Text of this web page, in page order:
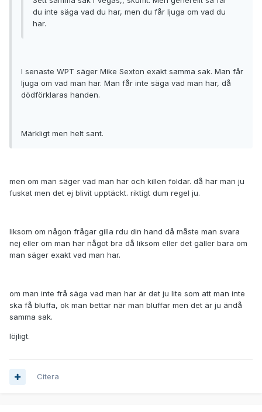
du inte säga vad du har, men du får ljuga om vad du
har.
I senaste WPT säger Mike Sexton exakt samma sak. Man får
ljuga om vad man har. Man får inte säga vad man har, då
dödförklaras handen.
Märkligt men helt sant.
men om man säger vad man har och killen foldar. då har man ju
fuskat men det ej blivit upptäckt. riktigt dum regel ju.
liksom om någon frågar gilla rdu din hand då måste man svara
nej eller om man har något bra då liksom eller det gäller bara om
man säger exakt vad man har.
om man inte frå säga vad man har är det ju lite som att man inte
ska få bluffa, ok man bettar när man bluffar men det är ju ändå
samma sak.
löjligt.
Citera